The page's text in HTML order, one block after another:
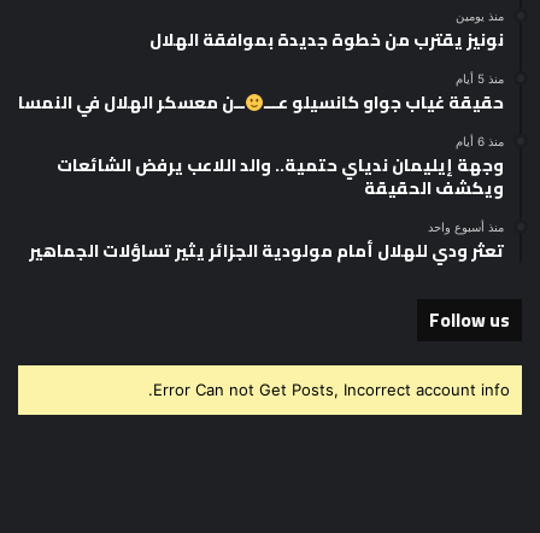
منذ يومين
نونيز يقترب من خطوة جديدة بموافقة الهلال
منذ 5 أيام
حقيقة غياب جواو كانسيلو عـــ ــن معسكر الهلال في النمسا
منذ 6 أيام
وجهة إيليمان ندياي حتمية.. والد اللاعب يرفض الشائعات
ويكشف الحقيقة
منذ أسبوع واحد
تعثر ودي للهلال أمام مولودية الجزائر يثير تساؤلات الجماهير
Follow us
Error Can not Get Posts, Incorrect account info.